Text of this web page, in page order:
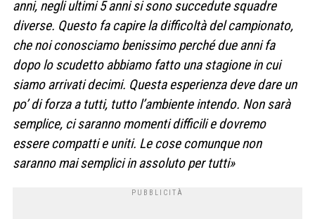
anni, negli ultimi 5 anni si sono succedute squadre
diverse. Questo fa capire la difficoltà del campionato,
che noi conosciamo benissimo perché due anni fa
dopo lo scudetto abbiamo fatto una stagione in cui
siamo arrivati decimi. Questa esperienza deve dare un
po’ di forza a tutti, tutto l’ambiente intendo. Non sarà
semplice, ci saranno momenti difficili e dovremo
essere compatti e uniti. Le cose comunque non
saranno mai semplici in assoluto per tutti»